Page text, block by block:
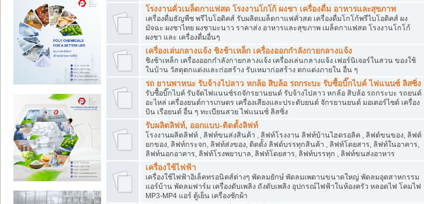
โรงงานคั่วเมล็ดกาแฟสด โรงงานโกโก้ ผงชา เครื่องดื่ม อาหารและสุขภาพ
เครื่องดื่มธัญพืช พรีไบโอติคส์ รับผลิตเมล็ดกาแฟคั่วสด เครื่องดื่มโกโก้พรีไบโอติคส์ ผง
มัจฉะ ผงชาไทย ผงชามะนาว ราคาส่ง อาหารและสุขภาพ เมล็ดกาแฟสด โรงงานโกโก้
ผงชา และ เครื่องดื่มอื่นๆ
เครื่องเล่นกลางแจ้ง ชิงช้าเหล็ก เครื่องออกกำลังกายกลางแจ้ง
ชิงช้าเหล็ก เครื่องออกกำลังกายกลางแจ้ง เครื่องเล่นกลางแจ้ง เฟอร์นิเจอร์ในสวน ของใช้
ในบ้าน วัสดุตกแต่งและก่อสร้าง รับเหมาก่อสร้าง ตกแต่งภายใน อื่น ๆ
รถ ยานพาหนะ รับจ้างไปลาว หกล้อ สิบล้อ รถกระบะ รับซื้อบิ๊กไบค์ ไฟแนนซ์ ลิสซิ่ง
รับซื้อบิ๊กไบค์ รับจัดไฟแนนซ์รถจักรยานยนต์ รับจ้างไปลาว หกล้อ สิบล้อ รถกระบะ รถยนต์
อะไหล่ เครื่องยนต์การเกษตร เครื่องเสียงและประดับยนต์ จักรยานยนต์ มอเตอร์ไซต์ เครื่อง
บิน เรือยนต์ อื่น ๆ ทะเบียนสวย ไฟแนนซ์ ลิสซิ่ง
รับผลิตลิฟท์, ออกแบบ-ติดตั้งลิฟท์
โรงงานผลิตลิฟท์ , ลิฟท์ขนส่งสินค้า , ลิฟท์โรงงาน ลิฟท์บ้านไฮดรอลิค , ลิฟต์ขนของ, ลิฟต์
ยกของ, ลิฟท์กระจก, ลิฟท์ส่งของ, ติดตั้ง ลิฟต์บรรทุกสินค้า , ลิฟท์โดยสาร, ลิฟท์ในอาคาร,
ลิฟท์นอกอาคาร, ลิฟท์โรงพยาบาล, ลิฟท์โดยสาร, ลิฟท์บรรทุก , ลิฟท์ขนส่งอาหาร
เครื่องใช้ไฟฟ้า
เครื่องใช้ไฟฟ้าอิเล็คทรอนิคส์ต่างๆ พัดลมยักษ์ พัดลมเพดานขนาดใหญ่ พัดลมอุตสาหกรรม
แอร์บ้าน พัดลมฟาร์ม เครื่องดับเพลิง ถังดับเพลิง อุปกรณ์ไฟฟ้าในห้องครัว หลอดไฟ โคมไฟ
MP3-MP4 แอร์ ตู้เย็น เครื่องซักผ้า